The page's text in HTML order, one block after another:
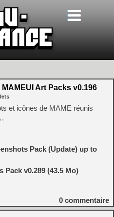
MAMEUI Art Packs v0.196
et icônes de MAME réunis
Pack (Update) up to
Pack v0.289 (43.5 Mo)
0 commentaire